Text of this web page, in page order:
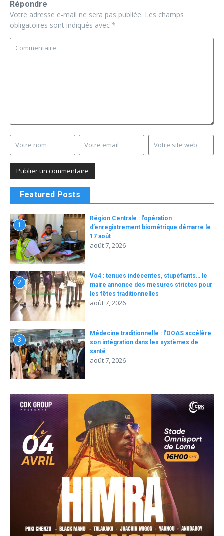
Répondre
Votre adresse e-mail ne sera pas publiée. Les champs
obligatoires sont indiqués avec *
Featured Posts
1
Région Centrale : l’opération
d’enregistrement biométrique démarre le
17 août
août 7, 2026
2
Vo4 : tenues indécentes, stupéfiants… le
maire annonce des mesures strictes pour
les fêtes traditionnelles
août 7, 2026
3
Médecine traditionnelle : l’OOAS accélère
son intégration dans les systèmes de
santé
août 7, 2026